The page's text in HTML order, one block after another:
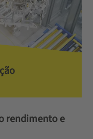
rendimento e